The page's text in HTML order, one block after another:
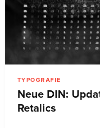
TYPOGRAFIE
Neue DIN:
Retalics